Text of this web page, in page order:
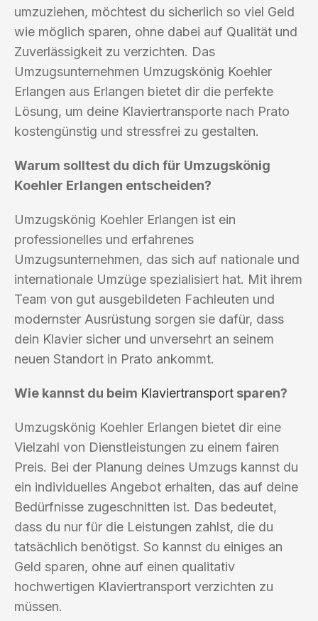
umzuziehen, möchtest du sicherlich so viel Geld
wie möglich sparen, ohne dabei auf Qualität und
Zuverlässigkeit zu verzichten. Das
Umzugsunternehmen Umzugskönig Koehler
Erlangen aus Erlangen bietet dir die perfekte
Lösung, um deine Klaviertransporte nach Prato
kostengünstig und stressfrei zu gestalten.
Warum solltest du dich für Umzugskönig
Koehler Erlangen entscheiden?
Umzugskönig Koehler Erlangen ist ein
professionelles und erfahrenes
Umzugsunternehmen, das sich auf nationale und
internationale Umzüge spezialisiert hat. Mit ihrem
Team von gut ausgebildeten Fachleuten und
modernster Ausrüstung sorgen sie dafür, dass
dein Klavier sicher und unversehrt an seinem
neuen Standort in Prato ankommt.
Wie kannst du beim Klaviertransport sparen?
Umzugskönig Koehler Erlangen bietet dir eine
Vielzahl von Dienstleistungen zu einem fairen
Preis. Bei der Planung deines Umzugs kannst du
ein individuelles Angebot erhalten, das auf deine
Bedürfnisse zugeschnitten ist. Das bedeutet,
dass du nur für die Leistungen zahlst, die du
tatsächlich benötigst. So kannst du einiges an
Geld sparen, ohne auf einen qualitativ
hochwertigen Klaviertransport verzichten zu
müssen.